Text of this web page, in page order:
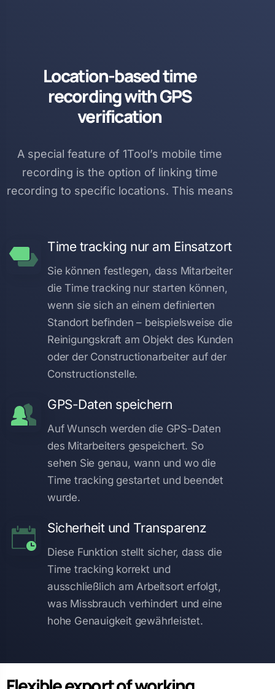
Location-based time
recording with GPS
verification
A special feature of 1Tool’s mobile time
recording is the option of linking time
recording to specific locations. This means
Time tracking nur am Einsatzort
Sie können festlegen, dass Mitarbeiter
die Time tracking nur starten können,
wenn sie sich an einem definierten
Standort befinden – beispielsweise die
Reinigungskraft am Objekt des Kunden
oder der Constructionarbeiter auf der
Constructionstelle.
GPS-Daten speichern
Auf Wunsch werden die GPS-Daten
des Mitarbeiters gespeichert. So
sehen Sie genau, wann und wo die
Time tracking gestartet und beendet
wurde.
Sicherheit und Transparenz
Diese Funktion stellt sicher, dass die
Time tracking korrekt und
ausschließlich am Arbeitsort erfolgt,
was Missbrauch verhindert und eine
hohe Genauigkeit gewährleistet.